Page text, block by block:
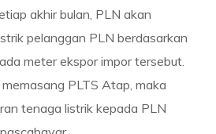
akhir bulan, PLN akan
pelanggan PLN berdasarkan
meter ekspor impor tersebut.
PLTS Atap, maka
tenaga listrik kepada PLN